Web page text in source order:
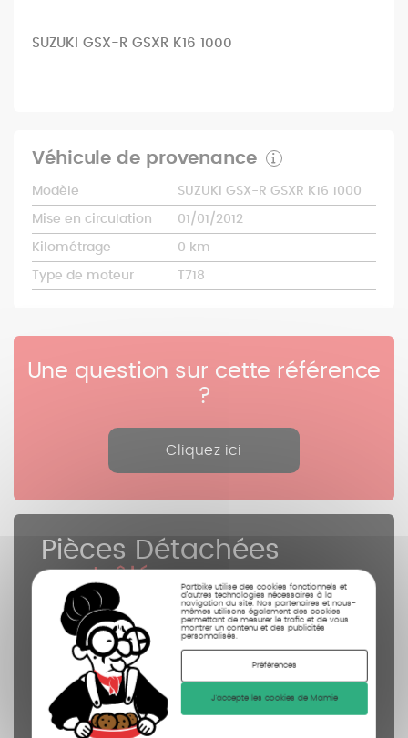
Partbike utilise des cookies fonctionnels et
d’autres technologies nécessaires à la
navigation du site. Nos partenaires et nous-
mêmes utilisons également des cookies
permettant de mesurer le trafic et de vous
montrer un contenu et des publicités
personnalisés.
Préférences
J'accepte les cookies de Mamie
SUZUKI GSX-R GSXR K16 1000
Véhicule de provenance
Modèle SUZUKI GSX-R GSXR K16 1000
Mise en circulation 01/01/2012
Kilométrage 0 km
Type de moteur T718
Une question sur cette référence
?
Cliquez ici
Pièces Détachées
contrôlées
nettoyées
photographiées